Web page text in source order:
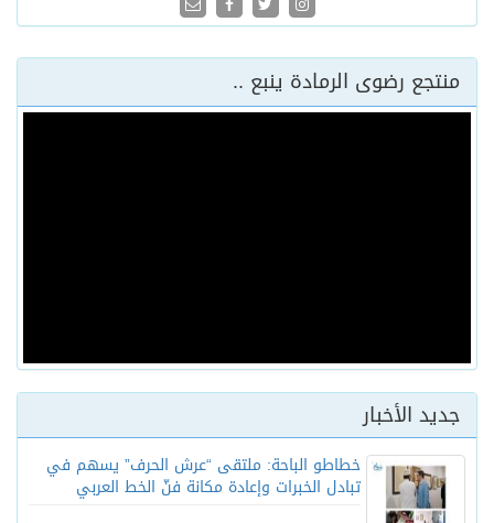
منتجع رضوى الرمادة ينبع ..
جديد الأخبار
خطاطو الباحة: ملتقى “عرش الحرف” يسهم في
تبادل الخبرات وإعادة مكانة فنّ الخط العربي